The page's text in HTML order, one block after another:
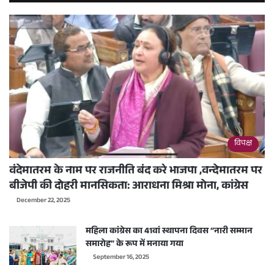
विपक्ष
वंदेमातरम के नाम पर राजनीति बंद करे भाजपा ,वन्देमातरम पर
बीजेपी की दोहरी मानसिकता: आराधना मिश्रा मोना, कांग्रेस
December 22, 2025
महिला कांग्रेस का 41वां स्थापना दिवस “नारी सम्मान
समारोह” के रूप में मनाया गया
September 16, 2025